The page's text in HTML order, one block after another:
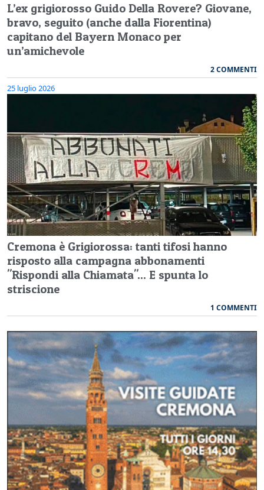
L’ex grigiorosso Guido Della Rovere? Giovane,
bravo, seguito (anche dalla Fiorentina)
capitano del Bayern Monaco per
un’amichevole
2 COMMENTI
25 luglio 2026
Cremona è Grigiorossa: tanti tifosi hanno
risposto alla campagna abbonamenti
"Rispondi alla Chiamata"... E spunta lo
striscione
1 COMMENTI